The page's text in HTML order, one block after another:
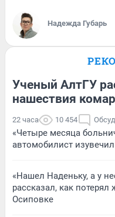
Надежда Губарь
Ученый АлтГУ
нашествия
22 часа 10 454
«Четыре месяца
автомобилист
«Нашел Наденьку, а у
рассказал, как
Осиповке